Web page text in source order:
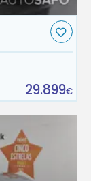
29.899€